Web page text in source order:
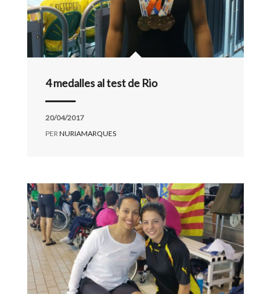
4 medalles al test de Rio
20/04/2017
PERNURIAMARQUES